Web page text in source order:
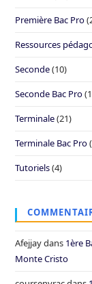
Première Bac Pro
Ressources
Seconde(10)
Seconde Bac Pro
Terminale(21)
Terminale Bac Pro
Tutoriels(4)
Afejjaydans 1ère
Monte Cristo